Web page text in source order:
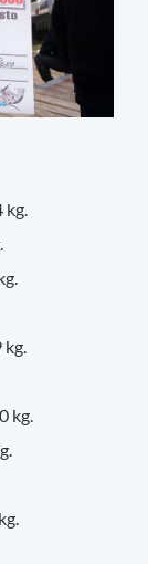
kg.